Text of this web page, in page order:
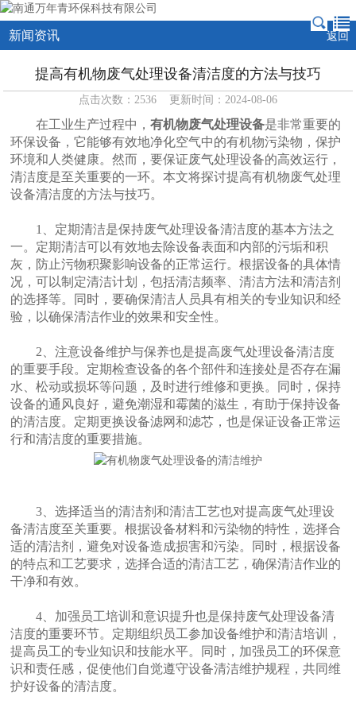
新闻资讯 返回
提高有机物废气处理设备清洁度的方法与技巧
点击次数：2536 更新时间：2024-08-06
在工业生产过程中，有机物废气处理设备是非常重要的
环保设备，它能够有效地净化空气中的有机物污染物，保护
环境和人类健康。然而，要保证废气处理设备的高效运行，
清洁度是至关重要的一环。本文将探讨提高有机物废气处理
设备清洁度的方法与技巧。
1、定期清洁是保持废气处理设备清洁度的基本方法之
一。定期清洁可以有效地去除设备表面和内部的污垢和积
灰，防止污物积聚影响设备的正常运行。根据设备的具体情
况，可以制定清洁计划，包括清洁频率、清洁方法和清洁剂
的选择等。同时，要确保清洁人员具有相关的专业知识和经
验，以确保清洁作业的效果和安全性。
2、注意设备维护与保养也是提高废气处理设备清洁度
的重要手段。定期检查设备的各个部件和连接处是否存在漏
水、松动或损坏等问题，及时进行维修和更换。同时，保持
设备的通风良好，避免潮湿和霉菌的滋生，有助于保持设备
的清洁度。定期更换设备滤网和滤芯，也是保证设备正常运
行和清洁度的重要措施。
3、选择适当的清洁剂和清洁工艺也对提高废气处理设
备清洁度至关重要。根据设备材料和污染物的特性，选择合
适的清洁剂，避免对设备造成损害和污染。同时，根据设备
的特点和工艺要求，选择合适的清洁工艺，确保清洁作业的
干净和有效。
4、加强员工培训和意识提升也是保持废气处理设备清
洁度的重要环节。定期组织员工参加设备维护和清洁培训，
提高员工的专业知识和技能水平。同时，加强员工的环保意
识和责任感，促使他们自觉遵守设备清洁维护规程，共同维
护好设备的清洁度。